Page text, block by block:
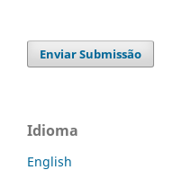
Enviar Submissão
Idioma
English